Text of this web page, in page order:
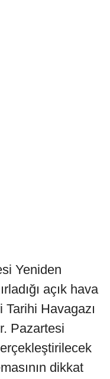
Yeniden
açık hava
Havagazı
Pazartesi
dikkat